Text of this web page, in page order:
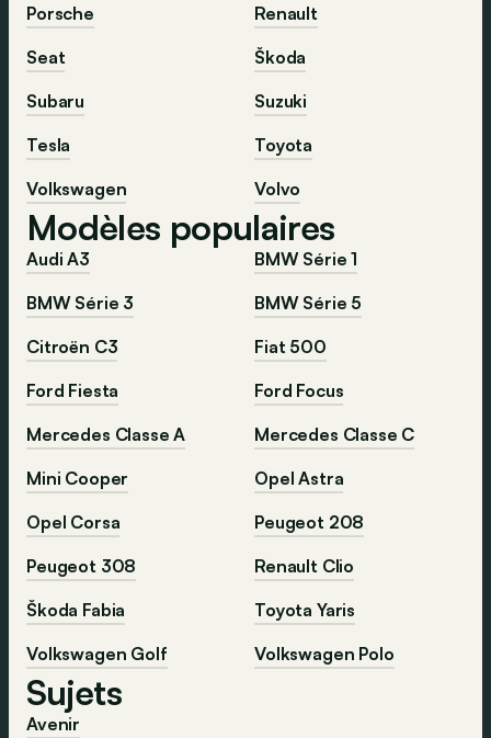
Porsche
Renault
Seat
Škoda
Subaru
Suzuki
Tesla
Toyota
Volkswagen
Volvo
Modèles populaires
Audi A3
BMW Série 1
BMW Série 3
BMW Série 5
Citroën C3
Fiat 500
Ford Fiesta
Ford Focus
Mercedes Classe A
Mercedes Classe C
Mini Cooper
Opel Astra
Opel Corsa
Peugeot 208
Peugeot 308
Renault Clio
Škoda Fabia
Toyota Yaris
Volkswagen Golf
Volkswagen Polo
Sujets
Avenir